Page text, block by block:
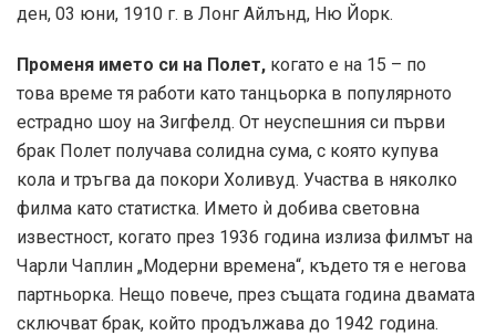
ден, 03 юни, 1910 г. в Лонг Айлънд, Ню Йорк.
Променя името си на Полет, когато е на 15 – по
това време тя работи като танцьорка в популярното
естрадно шоу на Зигфелд. От неуспешния си първи
брак Полет получава солидна сума, с която купува
кола и тръгва да покори Холивуд. Участва в няколко
филма като статистка. Името ѝ добива световна
известност, когато през 1936 година излиза филмът на
Чарли Чаплин „Модерни времена“, където тя е негова
партньорка. Нещо повече, през същата година двамата
сключват брак, който продължава до 1942 година.